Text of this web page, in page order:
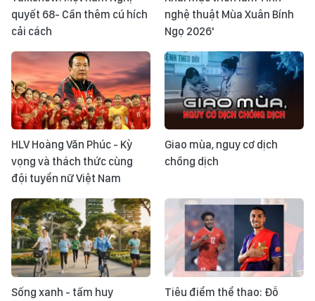
quyết 68- Cần thêm cú hích
cải cách
nghệ thuật Mùa Xuân Bính
Ngọ 2026'
HLV Hoàng Văn Phúc - Kỳ
vọng và thách thức cùng
đội tuyển nữ Việt Nam
Giao mùa, nguy cơ dịch
chồng dịch
Sống xanh - tấm huy
Tiêu điểm thể thao: Đỗ